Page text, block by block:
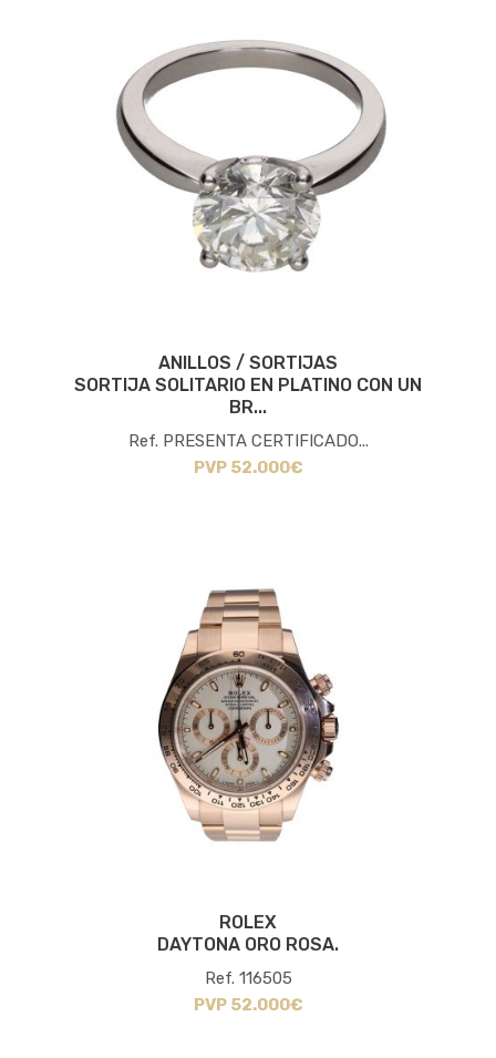
ANILLOS / SORTIJAS
SORTIJA SOLITARIO EN PLATINO CON UN
BR...
Ref. PRESENTA CERTIFICADO...
PVP 52.000€
ROLEX
DAYTONA ORO ROSA.
Ref. 116505
PVP 52.000€